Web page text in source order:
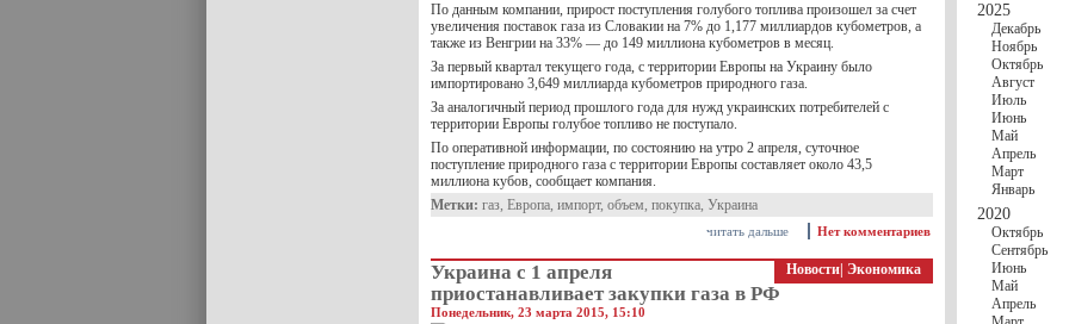
По данным компании, прирост поступления голубого топлива произошел за счет
увеличения поставок газа из Словакии на 7% до 1,177 миллиардов кубометров, а
также из Венгрии на 33% — до 149 миллиона кубометров в месяц.
За первый квартал текущего года, с территории Европы на Украину было
импортировано 3,649 миллиарда кубометров природного газа.
За аналогичный период прошлого года для нужд украинских потребителей с
территории Европы голубое топливо не поступало.
По оперативной информации, по состоянию на утро 2 апреля, суточное
поступление природного газа с территории Европы составляет около 43,5
миллиона кубов, сообщает компания.
Метки: газ, Европа, импорт, объем, покупка, Украина
Нет комментариев
читать дальше
Новости Экономика
Украина с 1 апреля
приостанавливает закупки газа в РФ
Понедельник, 23 марта 2015, 15:10
2025
Декабрь
Ноябрь
Октябрь
Август
Июль
Июнь
Май
Апрель
Март
Январь
2020
Октябрь
Сентябрь
Июнь
Май
Апрель